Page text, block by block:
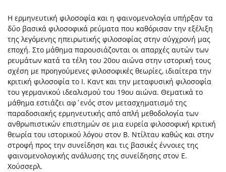
Η ερμηνευτική φιλοσοφία και η φαινομενολογία υπήρξαν τα
δύο βασικά φιλοσοφικά ρεύματα που καθόρισαν την εξέλιξη
της λεγόμενης ηπειρωτικής φιλοσοφίας στην σύγχρονή μας
εποχή. Στο μάθημα παρουσιάζονται οι απαρχές αυτών των
ρευμάτων κατά τα τέλη του 20ου αιώνα στην ιστορική τους
σχέση με προηγούμενες φιλοσοφικές θεωρίες, ιδιαίτερα την
κριτική φιλοσοφία το Ι. Καντ και την μεταφυσική φιλοσοφία
του γερμανικού ιδεαλισμού του 19ου αιώνα. Θεματικά το
μάθημα εστιάζει αφ΄ενός στον μετασχηματισμό της
παραδοσιακής ερμηνευτικής από απλή μεθοδολογία των
ανθρωπιστικών επιστημών σε μια ευρεία φιλοσοφική κριτική
θεωρία του ιστορικού λόγου στον Β. Ντίλταυ καθώς και στην
στροφή προς την συνείδηση και τις βασικές έννοιες της
φαινομενολογικής ανάλυσης της συνείδησης στον Ε.
Χούσσερλ.